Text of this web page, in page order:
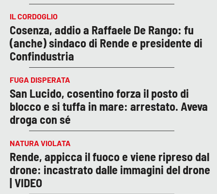
IL CORDOGLIO
Cosenza, addio a Raffaele De Rango: fu
(anche) sindaco di Rende e presidente di
Confindustria
FUGA DISPERATA
San Lucido, cosentino forza il posto di
blocco e si tuffa in mare: arrestato. Aveva
droga con sé
NATURA VIOLATA
Rende, appicca il fuoco e viene ripreso dal
drone: incastrato dalle immagini del drone
| VIDEO